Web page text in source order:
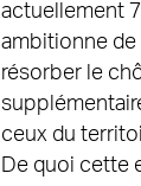
actuellement
ambitionne de
résorber le
ceux du
De quoi cette